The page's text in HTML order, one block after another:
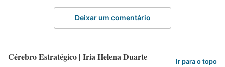
Deixar um comentário
Cérebro Estratégico | Iria Helena Duarte Ir para o topo